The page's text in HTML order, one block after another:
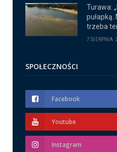
Turawa:
trzeba
7 SIERPNIA
SPOŁECZNOŚCI
Facebook
Youtube
Instagram